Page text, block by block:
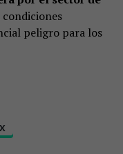
peligro para los
X